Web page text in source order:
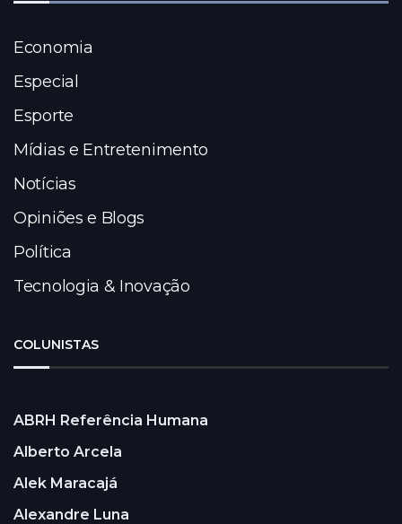
Economia
Especial
Esporte
Mídias e Entretenimento
Notícias
Opiniões e Blogs
Política
Tecnologia & Inovação
COLUNISTAS
ABRH Referência Humana
Alberto Arcela
Alek Maracajá
Alexandre Luna